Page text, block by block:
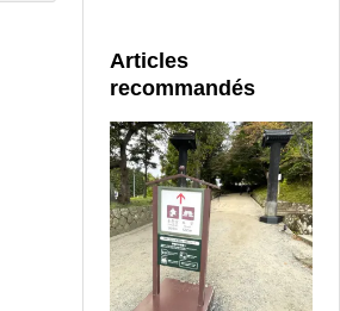
Articles
recommandés